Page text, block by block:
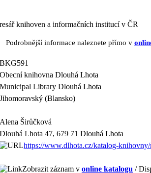
knihoven a informačních institucí v ČR
Podrobnější informace naleznete přímo v
BKG591
Obecní knihovna Dlouhá Lhota
Municipal Library Dlouhá Lhota
Jihomoravský (Blansko)
Alena Širůčková
Dlouhá Lhota 47, 679 71 Dlouhá Lhota
https://www.dlhota.cz/katalog-
Zobrazit záznam v online katalogu /